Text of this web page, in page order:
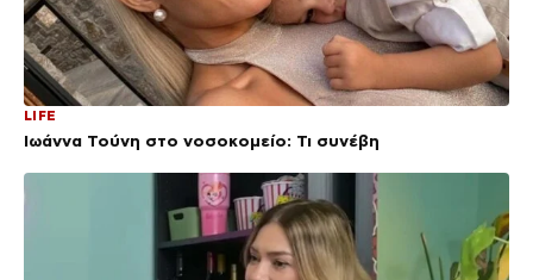
LIFE
Ιωάννα Τούνη στο νοσοκομείο: Τι συνέβη